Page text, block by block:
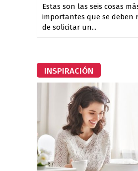
Estas son las seis cosas
importantes que se deben
de solicitar un...
INSPIRACIÓN